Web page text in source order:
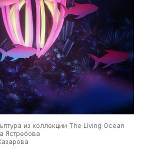
из коллекции The Living Ocean
Ястребова